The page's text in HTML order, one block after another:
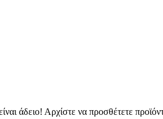
άδειο! Αρχίστε να προσθέτετε